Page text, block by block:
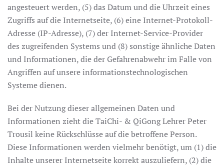
angesteuert werden, (5) das Datum und die Uhrzeit eines
Zugriffs auf die Internetseite, (6) eine Internet-Protokoll-
Adresse (IP-Adresse), (7) der Internet-Service-Provider
des zugreifenden Systems und (8) sonstige ähnliche Daten
und Informationen, die der Gefahrenabwehr im Falle von
Angriffen auf unsere informationstechnologischen
Systeme dienen.
Bei der Nutzung dieser allgemeinen Daten und
Informationen zieht die TaiChi- & QiGong Lehrer Peter
Trousil keine Rückschlüsse auf die betroffene Person.
Diese Informationen werden vielmehr benötigt, um (1) die
Inhalte unserer Internetseite korrekt auszuliefern, (2) die